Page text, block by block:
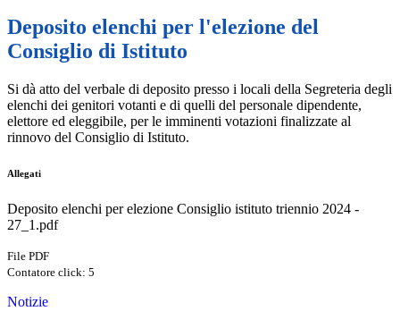
Deposito elenchi per l'elezione del
Consiglio di Istituto
Si dà atto del verbale di deposito presso i locali della Segreteria degli
elenchi dei genitori votanti e di quelli del personale dipendente,
elettore ed eleggibile, per le imminenti votazioni finalizzate al
rinnovo del Consiglio di Istituto.
Allegati
Deposito elenchi per elezione Consiglio istituto triennio 2024 -
27_1.pdf
File PDF
Contatore click: 5
Notizie